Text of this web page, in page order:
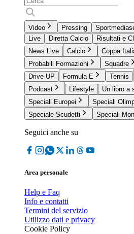
Video Pressing
Live
Diretta Calcio
Risultati e
News Live
Calcio Coppa
Probabili Formazioni
Squadre
Drive UP
Formula E Tennis
Podcast
Lifestyle
Un libro a
Speciali Europei
Speciali
Speciale Scudetti
Speciali
Seguici anche su
Area personale
Help e Faq
Info e contatti
Termini del servizio
Utilizzo dati e privacy
Cookie Policy